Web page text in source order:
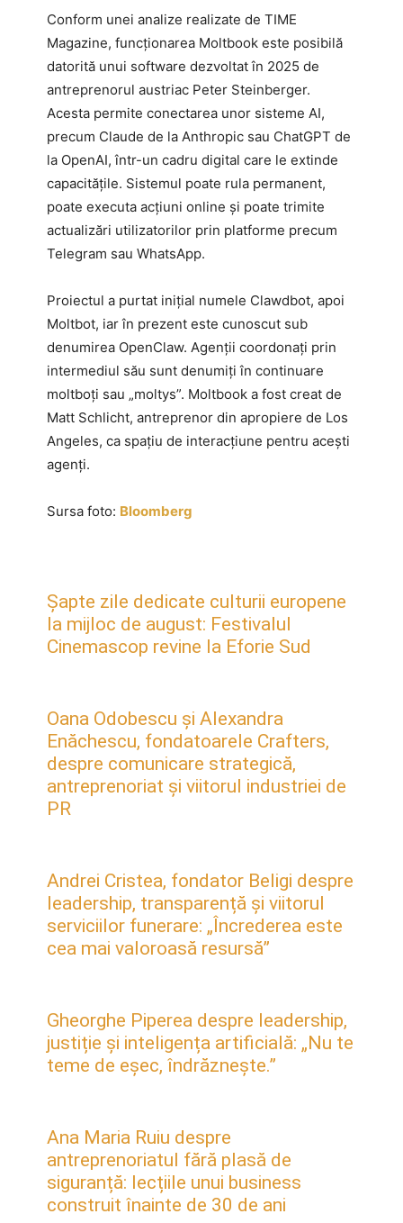
Conform unei analize realizate de TIME
Magazine, funcționarea Moltbook este posibilă
datorită unui software dezvoltat în 2025 de
antreprenorul austriac Peter Steinberger.
Acesta permite conectarea unor sisteme AI,
precum Claude de la Anthropic sau ChatGPT de
la OpenAI, într-un cadru digital care le extinde
capacitățile. Sistemul poate rula permanent,
poate executa acțiuni online și poate trimite
actualizări utilizatorilor prin platforme precum
Telegram sau WhatsApp.
Proiectul a purtat inițial numele Clawdbot, apoi
Moltbot, iar în prezent este cunoscut sub
denumirea OpenClaw. Agenții coordonați prin
intermediul său sunt denumiți în continuare
moltboți sau „moltys”. Moltbook a fost creat de
Matt Schlicht, antreprenor din apropiere de Los
Angeles, ca spațiu de interacțiune pentru acești
agenți.
Sursa foto: Bloomberg
Șapte zile dedicate culturii europene
la mijloc de august: Festivalul
Cinemascop revine la Eforie Sud
Oana Odobescu și Alexandra
Enăchescu, fondatoarele Crafters,
despre comunicare strategică,
antreprenoriat și viitorul industriei de
PR
Andrei Cristea, fondator Beligi despre
leadership, transparență și viitorul
serviciilor funerare: „Încrederea este
cea mai valoroasă resursă”
Gheorghe Piperea despre leadership,
justiție și inteligența artificială: „Nu te
teme de eșec, îndrăznește.”
Ana Maria Ruiu despre
antreprenoriatul fără plasă de
siguranță: lecțiile unui business
construit înainte de 30 de ani